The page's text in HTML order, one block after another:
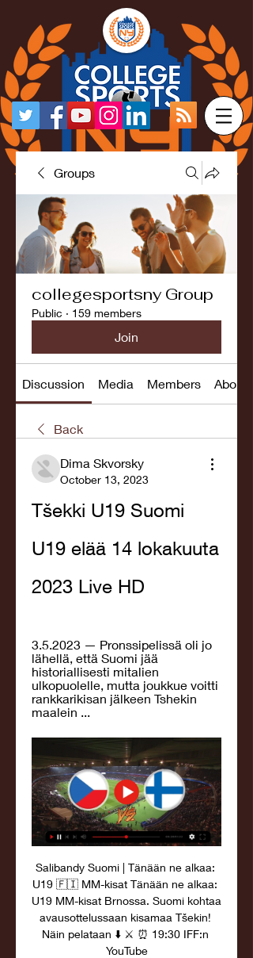
Groups
collegesportsny Group
Public · 159 members
Join
Discussion Media Members About
Back
Dima Skvorsky
October 13, 2023
Tšekki U19 Suomi
U19 elää 14 lokakuuta
2023 Live HD
3.5.2023 — Pronssipelissä oli jo
lähellä, että Suomi jää
historiallisesti mitalien
ulkopuolelle, mutta joukkue voitti
rankkarikisan jälkeen Tshekin
maalein ...
Salibandy Suomi | Tänään ne alkaa:
U19 🇫🇮 MM-kisat Tänään ne alkaa:
U19 MM-kisat Brnossa. Suomi kohtaa
avausottelussaan kisamaa Tšekin!
Näin pelataan ⬇️ ⚔️ ⏰ 19:30 IFF:n
YouTube